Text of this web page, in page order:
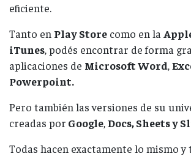
eficiente.
Tanto en Play Store como en la
iTunes, podés encontrar de forma
aplicaciones de Microsoft Word,
Powerpoint.
Pero también las versiones de su
creadas por Google,Docs, Sheets y
Todas hacen exactamente lo mismo y